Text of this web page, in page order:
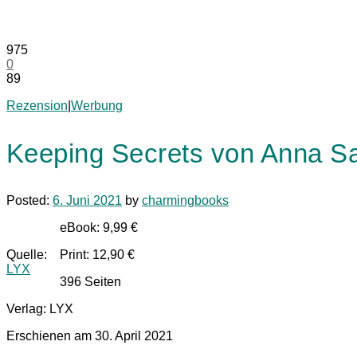
975
0
89
Rezension Werbung
Keeping Secrets von Anna
Posted: 6. Juni 2021 by charmingbooks
Quelle:
LYX
eBook: 9,99 €
Print: 12,90 €
396 Seiten
Verlag: LYX
Erschienen am 30. April 2021